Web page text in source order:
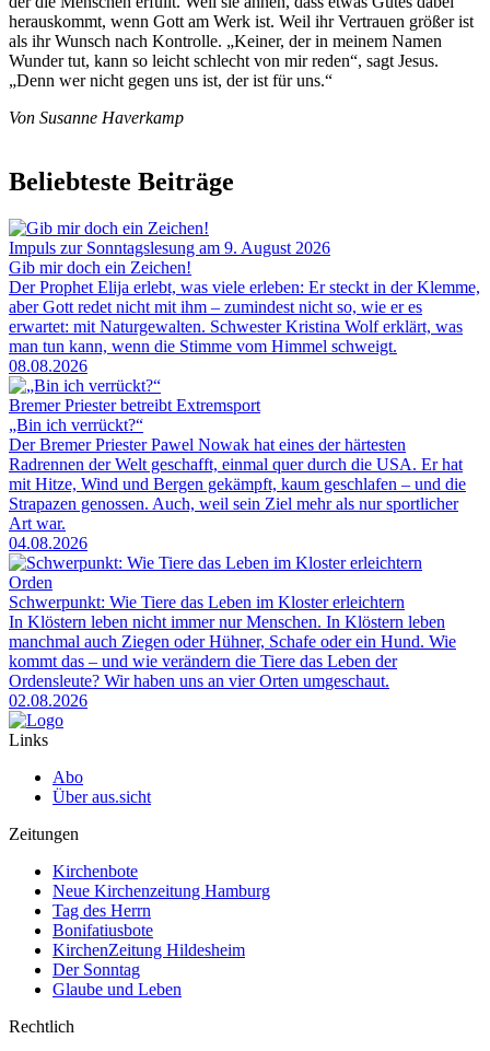
herauskommt, wenn Gott am Werk ist. Weil ihr Vertrauen größer ist
als ihr Wunsch nach Kontrolle. „Keiner, der in meinem Namen
Wunder tut, kann so leicht schlecht von mir reden“, sagt Jesus.
„Denn wer nicht gegen uns ist, der ist für uns.“
Von Susanne Haverkamp
Beliebteste Beiträge
Impuls zur Sonntagslesung am 9. August 2026
Gib mir doch ein Zeichen!
Der Prophet Elija erlebt, was viele erleben: Er steckt in der Klemme,
aber Gott redet nicht mit ihm – zumindest nicht so, wie er es
erwartet: mit Naturgewalten. Schwester Kristina Wolf erklärt, was
man tun kann, wenn die Stimme vom Himmel schweigt.
08.08.2026
Bremer Priester betreibt Extremsport
„Bin ich verrückt?“
Der Bremer Priester Pawel Nowak hat eines der härtesten
Radrennen der Welt geschafft, einmal quer durch die USA. Er hat
mit Hitze, Wind und Bergen gekämpft, kaum geschlafen – und die
Strapazen genossen. Auch, weil sein Ziel mehr als nur sportlicher
Art war.
04.08.2026
Orden
Schwerpunkt: Wie Tiere das Leben im Kloster erleichtern
In Klöstern leben nicht immer nur Menschen. In Klöstern leben
manchmal auch Ziegen oder Hühner, Schafe oder ein Hund. Wie
kommt das – und wie verändern die Tiere das Leben der
Ordensleute? Wir haben uns an vier Orten umgeschaut.
02.08.2026
Links
Abo
Über aus.sicht
Zeitungen
Kirchenbote
Neue Kirchenzeitung Hamburg
Tag des Herrn
Bonifatiusbote
KirchenZeitung Hildesheim
Der Sonntag
Glaube und Leben
Rechtlich